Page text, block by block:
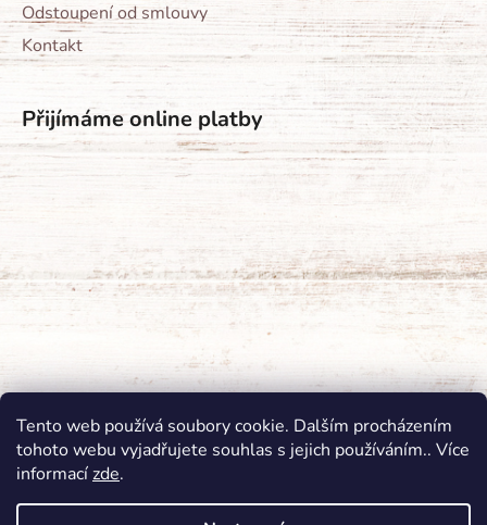
Tento web používá soubory cookie. Dalším procházením
tohoto webu vyjadřujete souhlas s jejich používáním.. Více
informacízde.
Odstoupení od smlouvy
Kontakt
Přijímáme online platby